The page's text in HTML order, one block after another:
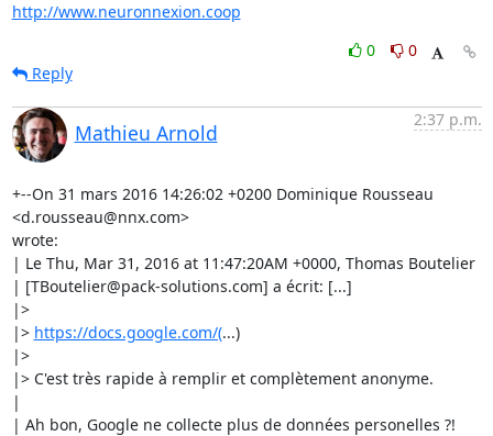
http://www.neuronnexion.coop
0
0
Reply
Mathieu Arnold
2:37 p.m.
+--On 31 mars 2016 14:26:02 +0200 Dominique Rousseau
<d.rousseau@nnx.com>
wrote:
| Le Thu, Mar 31, 2016 at 11:47:20AM +0000, Thomas Boutelier
| [TBoutelier@pack-solutions.com] a écrit: [...]
|>
|> https://docs.google.com/(...)
|>
|> C'est très rapide à remplir et complètement anonyme.
|
| Ah bon, Google ne collecte plus de données personelles ?!